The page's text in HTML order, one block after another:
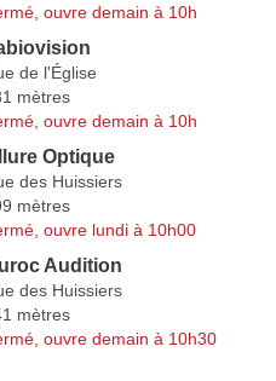
ouvre demain à 10h
de l'Église
mètres
ouvre demain à 10h
Optique
des Huissiers
mètres
ouvre lundi à 10h00
Audition
des Huissiers
mètres
ouvre demain à 10h30